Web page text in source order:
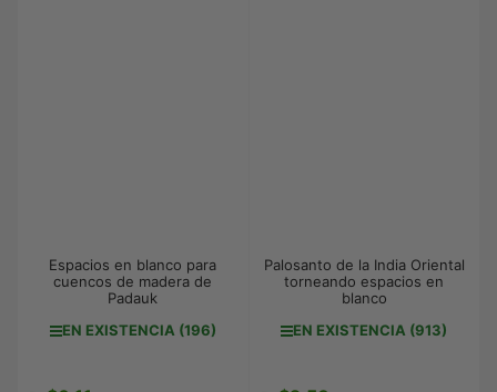
Espacios en blanco para
cuencos de madera de
Padauk
EN EXISTENCIA (196)
Palosanto de la India Oriental
torneando espacios en
blanco
EN EXISTENCIA (913)